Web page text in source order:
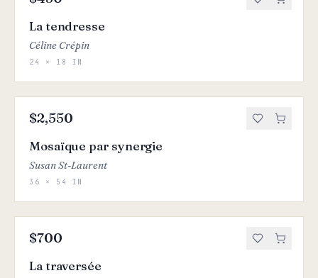
La tendresse
Céline Crépin
24 × 18 IN
$2,550
Mosaïque par synergie
Susan St-Laurent
36 × 54 IN
$700
La traversée